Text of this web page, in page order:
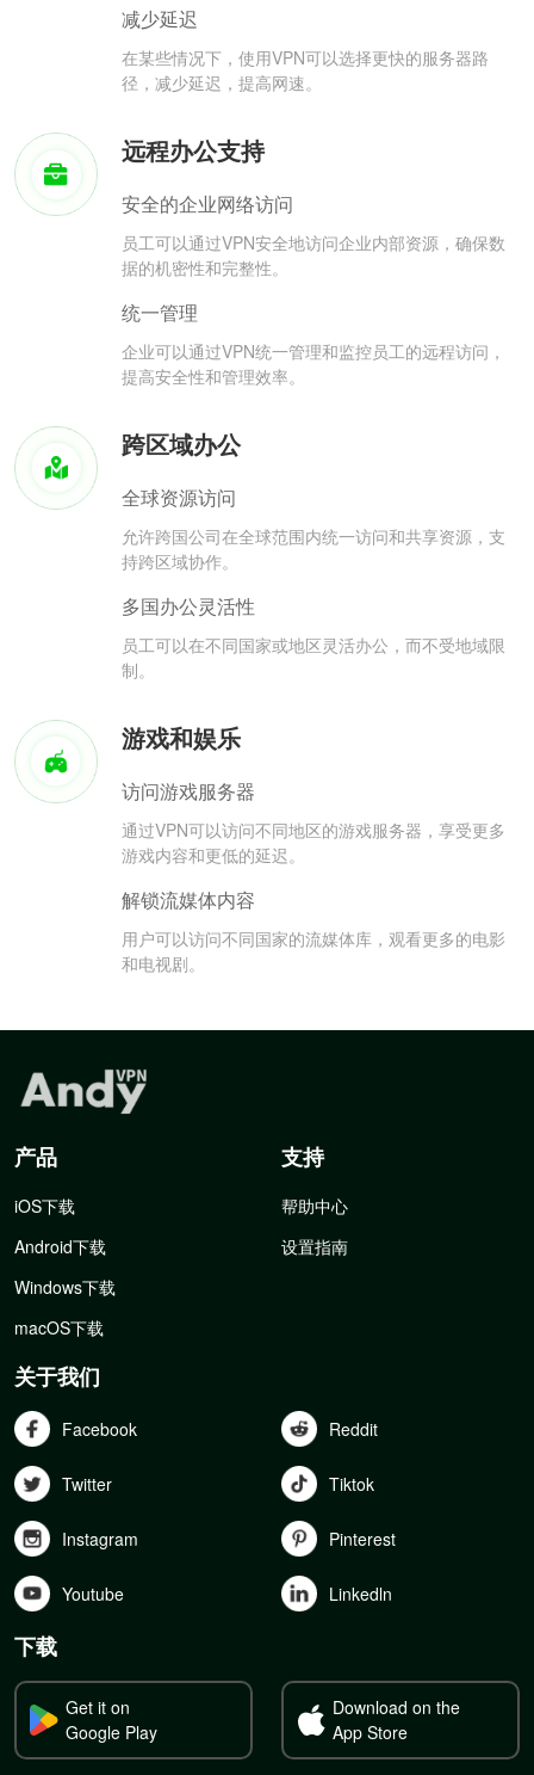
减少延迟
在某些情况下，使用VPN可以选择更快的服务器路
径，减少延迟，提高网速。
远程办公支持
安全的企业网络访问
员工可以通过VPN安全地访问企业内部资源，确保数
据的机密性和完整性。
统一管理
企业可以通过VPN统一管理和监控员工的远程访问，
提高安全性和管理效率。
跨区域办公
全球资源访问
允许跨国公司在全球范围内统一访问和共享资源，支
持跨区域协作。
多国办公灵活性
员工可以在不同国家或地区灵活办公，而不受地域限
制。
游戏和娱乐
访问游戏服务器
通过VPN可以访问不同地区的游戏服务器，享受更多
游戏内容和更低的延迟。
解锁流媒体内容
用户可以访问不同国家的流媒体库，观看更多的电影
和电视剧。
产品
iOS下载
Android下载
Windows下载
macOS下载
支持
帮助中心
设置指南
关于我们
Facebook Reddit
Twitter Tiktok
Instagram Pinterest
Youtube Linkedln
下载
Get it on
Google Play
Download on the
App Store